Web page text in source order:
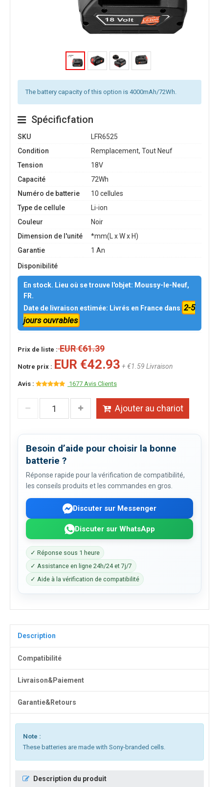
The battery capacity of this option is 4000mAh/72Wh.
Spécificfation
SKU
LFR6525
Condition
Remplacement, Tout Neuf
Tension
18V
Capacité
72Wh
Numéro de batterie
10 cellules
Type de cellule
Li-ion
Couleur
Noir
Dimension de l'unité
*mm(L x W x H)
Garantie
1 An
Disponibilité
En stock. Lieu où se trouve l'objet: Moussy-le-Neuf,
FR.
Date de livraison estimée: Livrés en France dans 2-5
jours ouvrables
Prix de liste :EUR €61.39
Notre prix : EUR €42.93 + €1.59 Livraison
Avis : 1677 Avis Clients
Ajouter au chariot
Besoin d’aide pour choisir la bonne
batterie ?
Réponse rapide pour la vérification de compatibilité,
les conseils produits et les commandes en gros.
Discuter sur Messenger
Discuter sur WhatsApp
✓ Réponse sous 1 heure
✓ Assistance en ligne 24h/24 et 7j/7
✓ Aide à la vérification de compatibilité
Description
Compatibilité
Livraison&Paiement
Garantie&Retours
Note :
These batteries are made with Sony-branded cells.
Description du produit